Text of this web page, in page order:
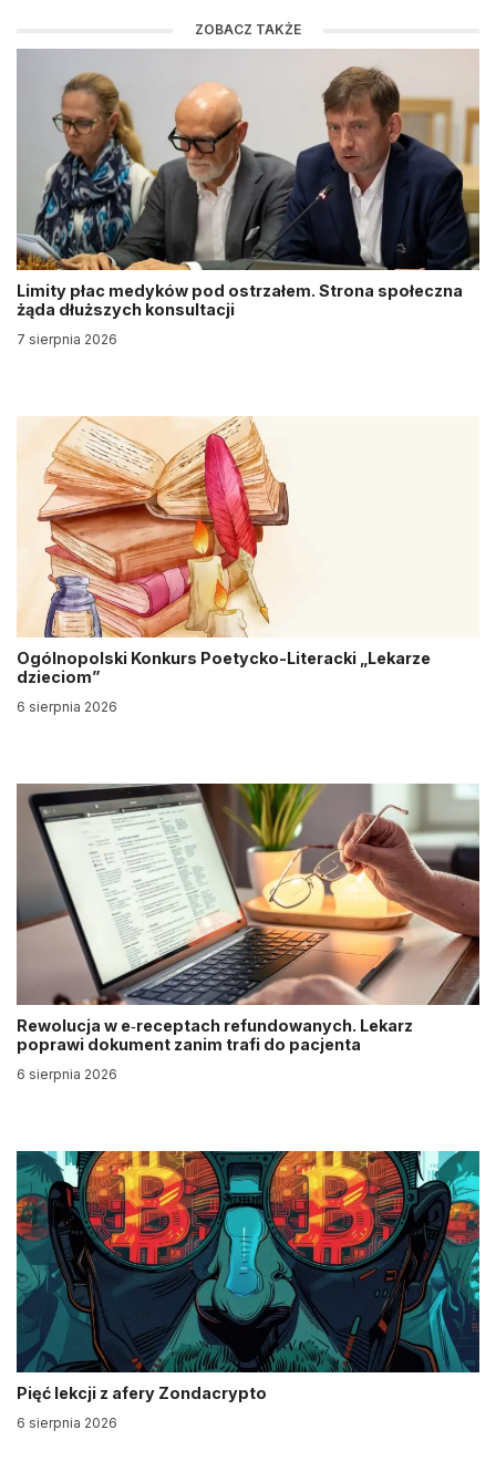
ZOBACZ TAKŻE
Limity płac medyków pod ostrzałem. Strona społeczna
żąda dłuższych konsultacji
7 sierpnia 2026
Ogólnopolski Konkurs Poetycko-Literacki „Lekarze
dzieciom”
6 sierpnia 2026
Rewolucja w e‑receptach refundowanych. Lekarz
poprawi dokument zanim trafi do pacjenta
6 sierpnia 2026
Pięć lekcji z afery Zondacrypto
6 sierpnia 2026